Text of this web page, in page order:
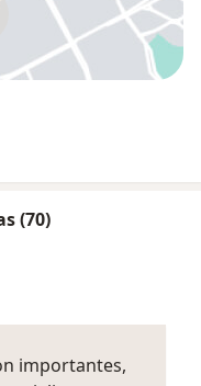
(70)
importantes,